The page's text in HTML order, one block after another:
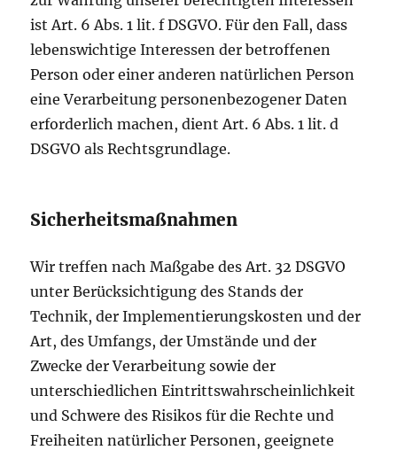
ist Art. 6 Abs. 1 lit. f DSGVO. Für den Fall, dass
lebenswichtige Interessen der betroffenen
Person oder einer anderen natürlichen Person
eine Verarbeitung personenbezogener Daten
erforderlich machen, dient Art. 6 Abs. 1 lit. d
DSGVO als Rechtsgrundlage.
Sicherheitsmaßnahmen
Wir treffen nach Maßgabe des Art. 32 DSGVO
unter Berücksichtigung des Stands der
Technik, der Implementierungskosten und der
Art, des Umfangs, der Umstände und der
Zwecke der Verarbeitung sowie der
unterschiedlichen Eintrittswahrscheinlichkeit
und Schwere des Risikos für die Rechte und
Freiheiten natürlicher Personen, geeignete